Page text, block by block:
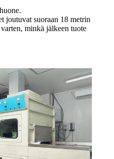
joutuvat suoraan 18 metrin
minkä jälkeen tuote